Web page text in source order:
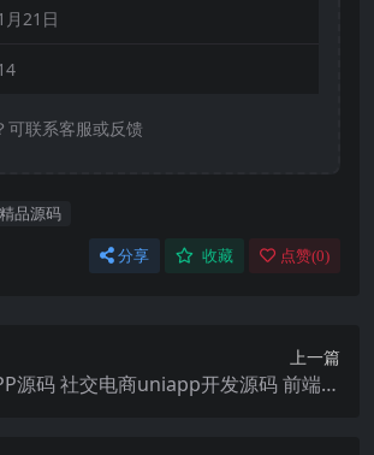
月21日
可联系客服或反馈
精品源码
分享 收藏 点赞(0)
上一篇
源码 社交电商uniapp开发源码 前端源